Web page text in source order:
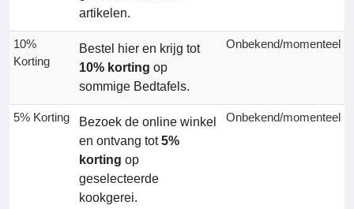
artikelen.
10%
Korting
Bestel hier en krijg tot
10% korting op
sommige Bedtafels.
Onbekend/momenteel
5% Korting
Bezoek de online winkel
en ontvang tot5%
korting op
geselecteerde
kookgerei.
Onbekend/momenteel